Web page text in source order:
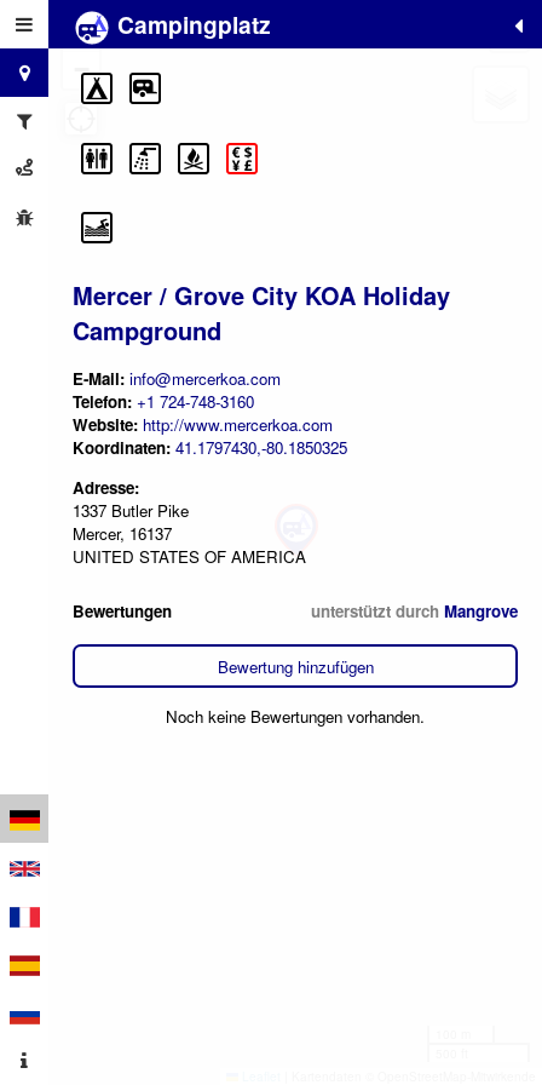
Campingplatz
Mercer / Grove City KOA Holiday
Campground
E-Mail: info@mercerkoa.com
Telefon: +1 724-748-3160
Website: http://www.mercerkoa.com
Koordinaten: 41.1797430,-80.1850325
Adresse:
1337 Butler Pike
Mercer, 16137
UNITED STATES OF AMERICA
Bewertungen unterstützt durch Mangrove
Bewertung hinzufügen
Noch keine Bewertungen vorhanden.
+
−